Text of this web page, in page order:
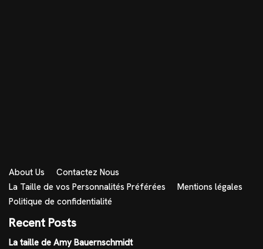
About Us
Contactez Nous
La Taille de vos Personnalités Préférées
Mentions légales
Politique de confidentialité
Recent Posts
La taille de Amy Bauernschmidt